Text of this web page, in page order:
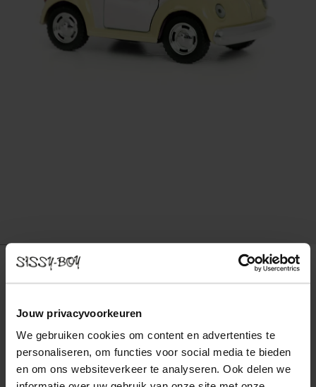
Jouw privacyvoorkeuren
We gebruiken cookies om content en advertenties te
personaliseren, om functies voor social media te bieden
en om ons websiteverkeer te analyseren. Ook delen we
Metalen volkswagen beetle pastel lichtgeel
Kleuren